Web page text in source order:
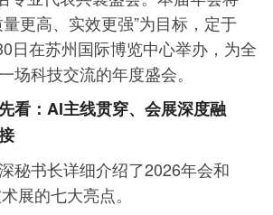
更高、实效更强”为目标，定于
日在苏州国际博览中心举办，为全
场科技交流的年度盛会。
看：AI主线贯穿、会展深度融
秘书长详细介绍了2026年会和
展的七大亮点。